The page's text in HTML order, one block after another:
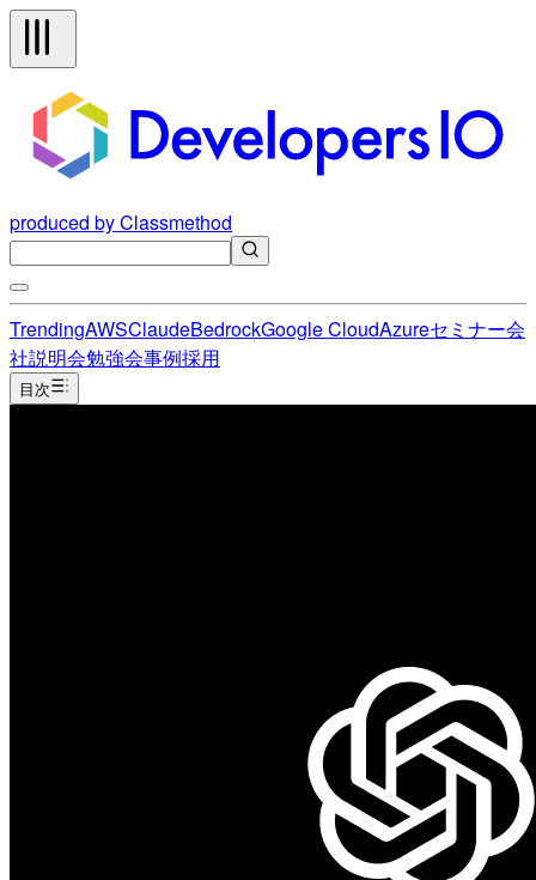
produced by Classmethod
TrendingAWSClaudeBedrockGoogle CloudAzureセミナー会
社説明会勉強会事例採用
目次